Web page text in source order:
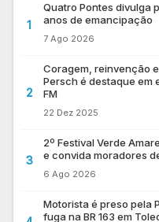
1
Quatro Pontes divulga
anos de emancipação
7 Ago 2026
2
Coragem, reinvenção
Persch é destaque em
FM
22 Dez 2025
3
2º Festival Verde
e convida moradores
6 Ago 2026
Motorista é preso pela
fuga na BR 163 em